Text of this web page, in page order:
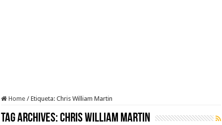
Home / Etiqueta:Chris William Martin
Tag Archives:Chris William Martin